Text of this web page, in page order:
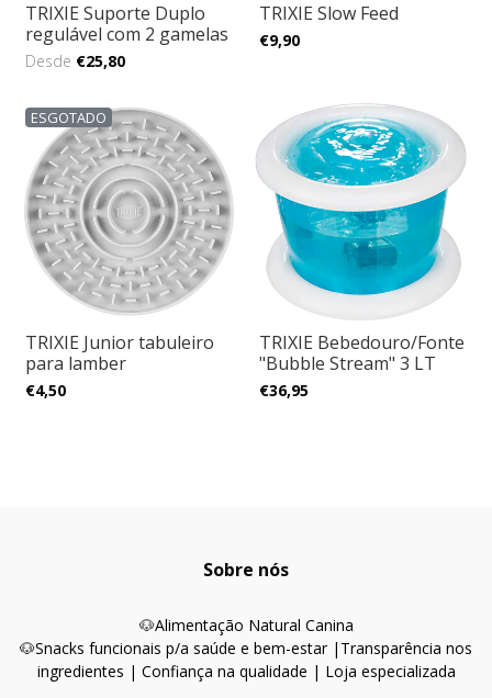
TRIXIE Suporte Duplo
regulável com 2 gamelas
Desde €25,80
TRIXIE Slow Feed
€9,90
ESGOTADO
TRIXIE Junior tabuleiro
para lamber
€4,50
TRIXIE Bebedouro/Fonte
"Bubble Stream" 3 LT
€36,95
Sobre nós
🐶Alimentação Natural Canina
🐶Snacks funcionais p/a saúde e bem-estar | Transparência nos
ingredientes | Confiança na qualidade | Loja especializada